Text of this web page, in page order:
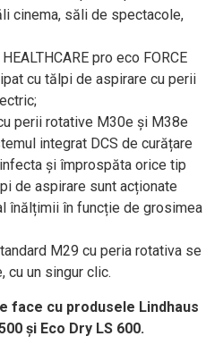
cinema, săli de spectacole,
pro eco FORCE
cu tălpi de aspirare cu perii
perii rotative M30e și M38e
integrat DCS de curățare
și împrospăta orice tip
de aspirare sunt acționate
înălțimii în funcție de grosimea
M29 cu peria rotativa se
cu un singur clic.
face cu produsele Lindhaus
și Eco Dry LS 600.